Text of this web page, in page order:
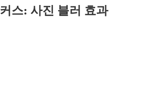
스: 사진 블러 효과